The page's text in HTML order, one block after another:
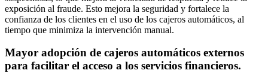
exposición al fraude. Esto mejora la seguridad y fortalece la
confianza de los clientes en el uso de los cajeros automáticos, al
tiempo que minimiza la intervención manual.
Mayor adopción de cajeros automáticos externos
para facilitar el acceso a los servicios financieros.